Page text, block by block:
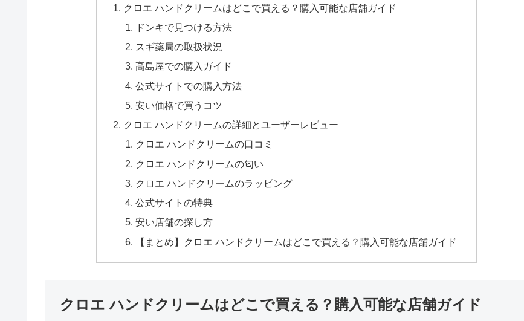
クロエ ハンドクリームはどこで買える？購入可能な店舗ガイド
ドンキで見つける方法
スギ薬局の取扱状況
高島屋での購入ガイド
公式サイトでの購入方法
安い価格で買うコツ
クロエ ハンドクリームの詳細とユーザーレビュー
クロエ ハンドクリームの口コミ
クロエ ハンドクリームの匂い
クロエ ハンドクリームのラッピング
公式サイトの特典
安い店舗の探し方
【まとめ】クロエ ハンドクリームはどこで買える？購入可能な店舗ガイド
クロエ ハンドクリームはどこで買える？購入可能な店舗ガイド